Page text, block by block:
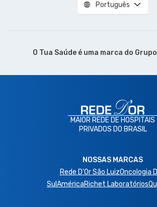
Português
O Tua Saúde é uma marca do Grupo
MAIOR REDE DE HOSPITAIS
PRIVADOS DO BRASIL
NOSSAS MARCAS
Rede D'Or São LuizOncologia
SulAméricaRichet Laboratórios